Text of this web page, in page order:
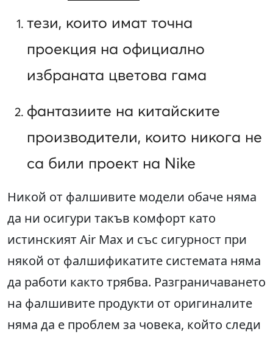
тези, които имат точна
проекция на официално
избраната цветова гама
фантазиите на китайските
производители, които никога не
са били проект на Nike
Никой от фалшивите модели обаче няма
да ни осигури такъв комфорт като
истинският Air Max и със сигурност при
някой от фалшификатите системата няма
да работи както трябва. Разграничаването
на фалшивите продукти от оригиналите
няма да е проблем за човека, който следи